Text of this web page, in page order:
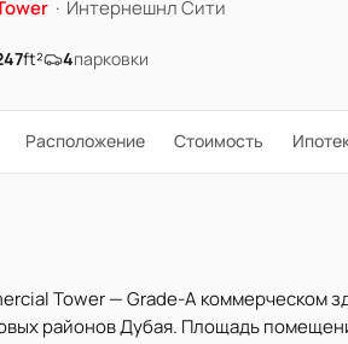
· Интернешнл Сити
ft² 4парковки
Расположение Стоимость
Tower — Grade-A коммерческом
районов Дубая. Площадь